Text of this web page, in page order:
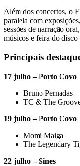
Além dos concertos, o
paralela com
sessões de narração
músicos e feira do
Principais
17 julho – Porto Covo
Bruno Pernadas
TC & The
19 julho – Porto Covo
Momi Maiga
The Legendary
22 julho – Sines